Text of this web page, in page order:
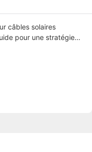
câbles solaires
pour une stratégie